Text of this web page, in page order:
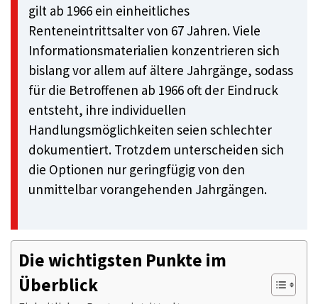
gilt ab 1966 ein einheitliches
Renteneintrittsalter von 67 Jahren. Viele
Informationsmaterialien konzentrieren sich
bislang vor allem auf ältere Jahrgänge, sodass
für die Betroffenen ab 1966 oft der Eindruck
entsteht, ihre individuellen
Handlungsmöglichkeiten seien schlechter
dokumentiert. Trotzdem unterscheiden sich
die Optionen nur geringfügig von den
unmittelbar vorangehenden Jahrgängen.
Die wichtigsten Punkte im
Überblick